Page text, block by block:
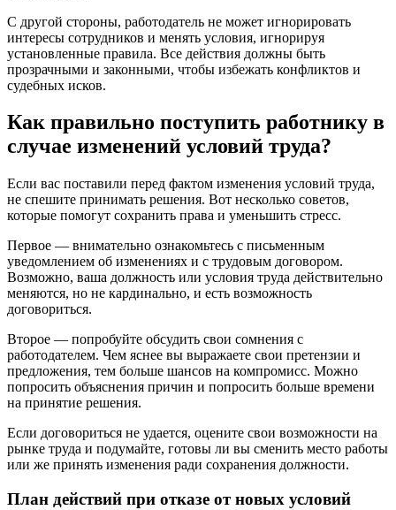
С другой стороны, работодатель не может игнорировать
интересы сотрудников и менять условия, игнорируя
установленные правила. Все действия должны быть
прозрачными и законными, чтобы избежать конфликтов и
судебных исков.
Как правильно поступить работнику в
случае изменений условий труда?
Если вас поставили перед фактом изменения условий труда,
не спешите принимать решения. Вот несколько советов,
которые помогут сохранить права и уменьшить стресс.
Первое — внимательно ознакомьтесь с письменным
уведомлением об изменениях и с трудовым договором.
Возможно, ваша должность или условия труда действительно
меняются, но не кардинально, и есть возможность
договориться.
Второе — попробуйте обсудить свои сомнения с
работодателем. Чем яснее вы выражаете свои претензии и
предложения, тем больше шансов на компромисс. Можно
попросить объяснения причин и попросить больше времени
на принятие решения.
Если договориться не удается, оцените свои возможности на
рынке труда и подумайте, готовы ли вы сменить место работы
или же принять изменения ради сохранения должности.
План действий при отказе от новых условий